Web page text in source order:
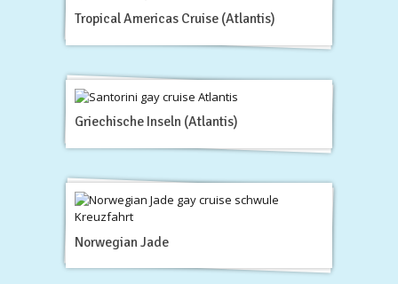
Tropical Americas Cruise (Atlantis)
Griechische Inseln (Atlantis)
Norwegian Jade